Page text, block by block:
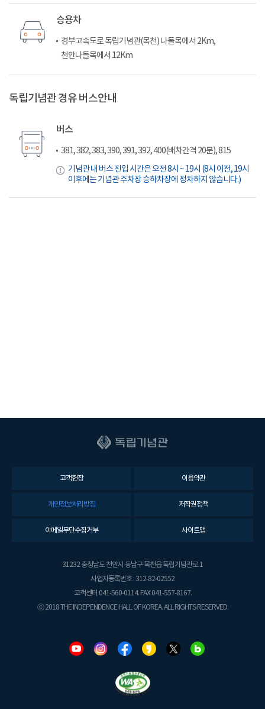
승용차
경부고속도로 독립기념관(목천) 나들목에서 2Km,
천안나들목에서 12Km
독립기념관 경유 버스안내
버스
381, 382, 383, 390, 391, 392, 400(배차간격 20분), 815
기념관 내 버스 진입 시간은 오전 8시 ~ 19시 (8시 이전, 19시
이후에는 기념관 주차장 승하차장에 정차하지 않습니다.)
고객헌장 이용약관
개인정보처리방침 저작권정책
이메일무단수집거부 사이트맵
31232 충청남도 천안시 동남구 목천읍 독립기념관로 1
사업자등록번호 : 312-82-02552
고객센터 041-560-0114. FAX 041-557-8167.
ⓒ 2018 THE INDEPENDENCE HALL OF KOREA. ALL RIGHTS RESERVED.